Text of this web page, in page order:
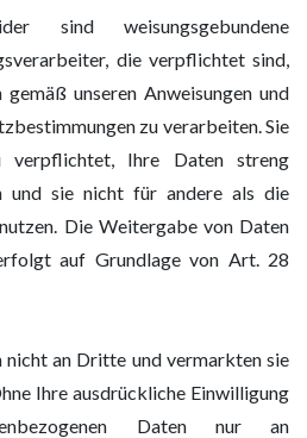
sind weisungsgebundene
die verpflichtet sind,
unseren Anweisungen und
zu verarbeiten. Sie
verpflichtet, Ihre Daten streng
und sie nicht für andere als die
Die Weitergabe von Daten
auf Grundlage von Art. 28
an Dritte und vermarkten sie
Ihre ausdrückliche Einwilligung
Daten nur an